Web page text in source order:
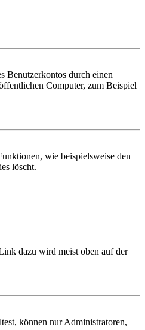
Benutzerkontos durch einen
Computer, zum Beispiel
wie beispielsweise den
löscht.
dazu wird meist oben auf der
können nur Administratoren,